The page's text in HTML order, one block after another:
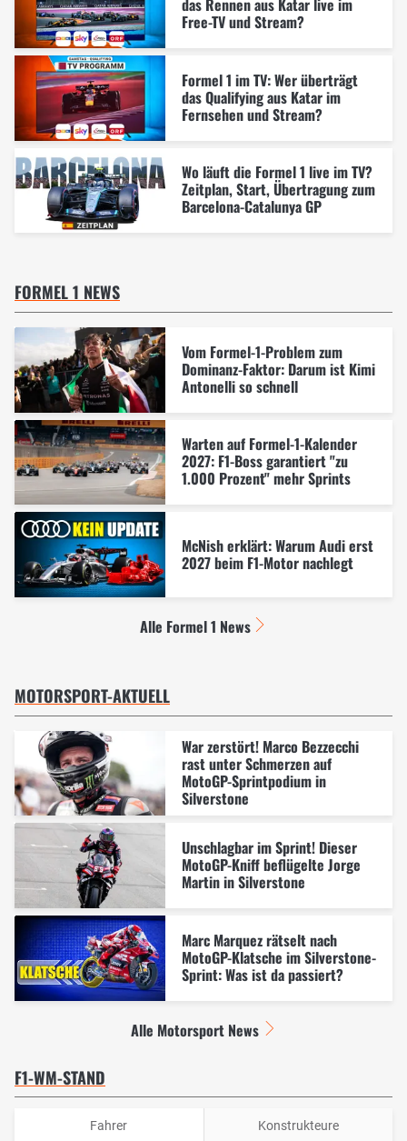
das Rennen aus Katar live im
Free-TV und Stream?
Formel 1 im TV: Wer überträgt
das Qualifying aus Katar im
Fernsehen und Stream?
Wo läuft die Formel 1 live im TV?
Zeitplan, Start, Übertragung zum
Barcelona-Catalunya GP
FORMEL 1 NEWS
Vom Formel-1-Problem zum
Dominanz-Faktor: Darum ist Kimi
Antonelli so schnell
Warten auf Formel-1-Kalender
2027: F1-Boss garantiert "zu
1.000 Prozent" mehr Sprints
McNish erklärt: Warum Audi erst
2027 beim F1-Motor nachlegt
Alle Formel 1 News
MOTORSPORT-AKTUELL
War zerstört! Marco Bezzecchi
rast unter Schmerzen auf
MotoGP-Sprintpodium in
Silverstone
Unschlagbar im Sprint! Dieser
MotoGP-Kniff beflügelte Jorge
Martin in Silverstone
Marc Marquez rätselt nach
MotoGP-Klatsche im Silverstone-
Sprint: Was ist da passiert?
Alle Motorsport News
F1-WM-STAND
Fahrer Konstrukteure